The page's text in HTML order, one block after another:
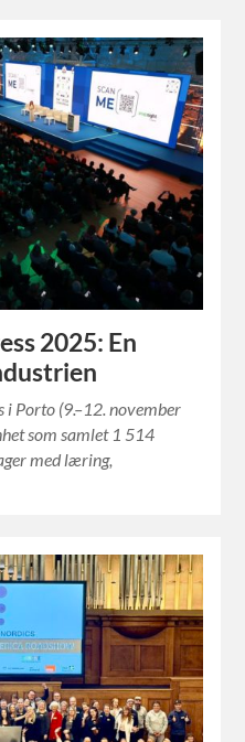
2025: En
i Porto (9.–12. november
som samlet 1 514
med læring,